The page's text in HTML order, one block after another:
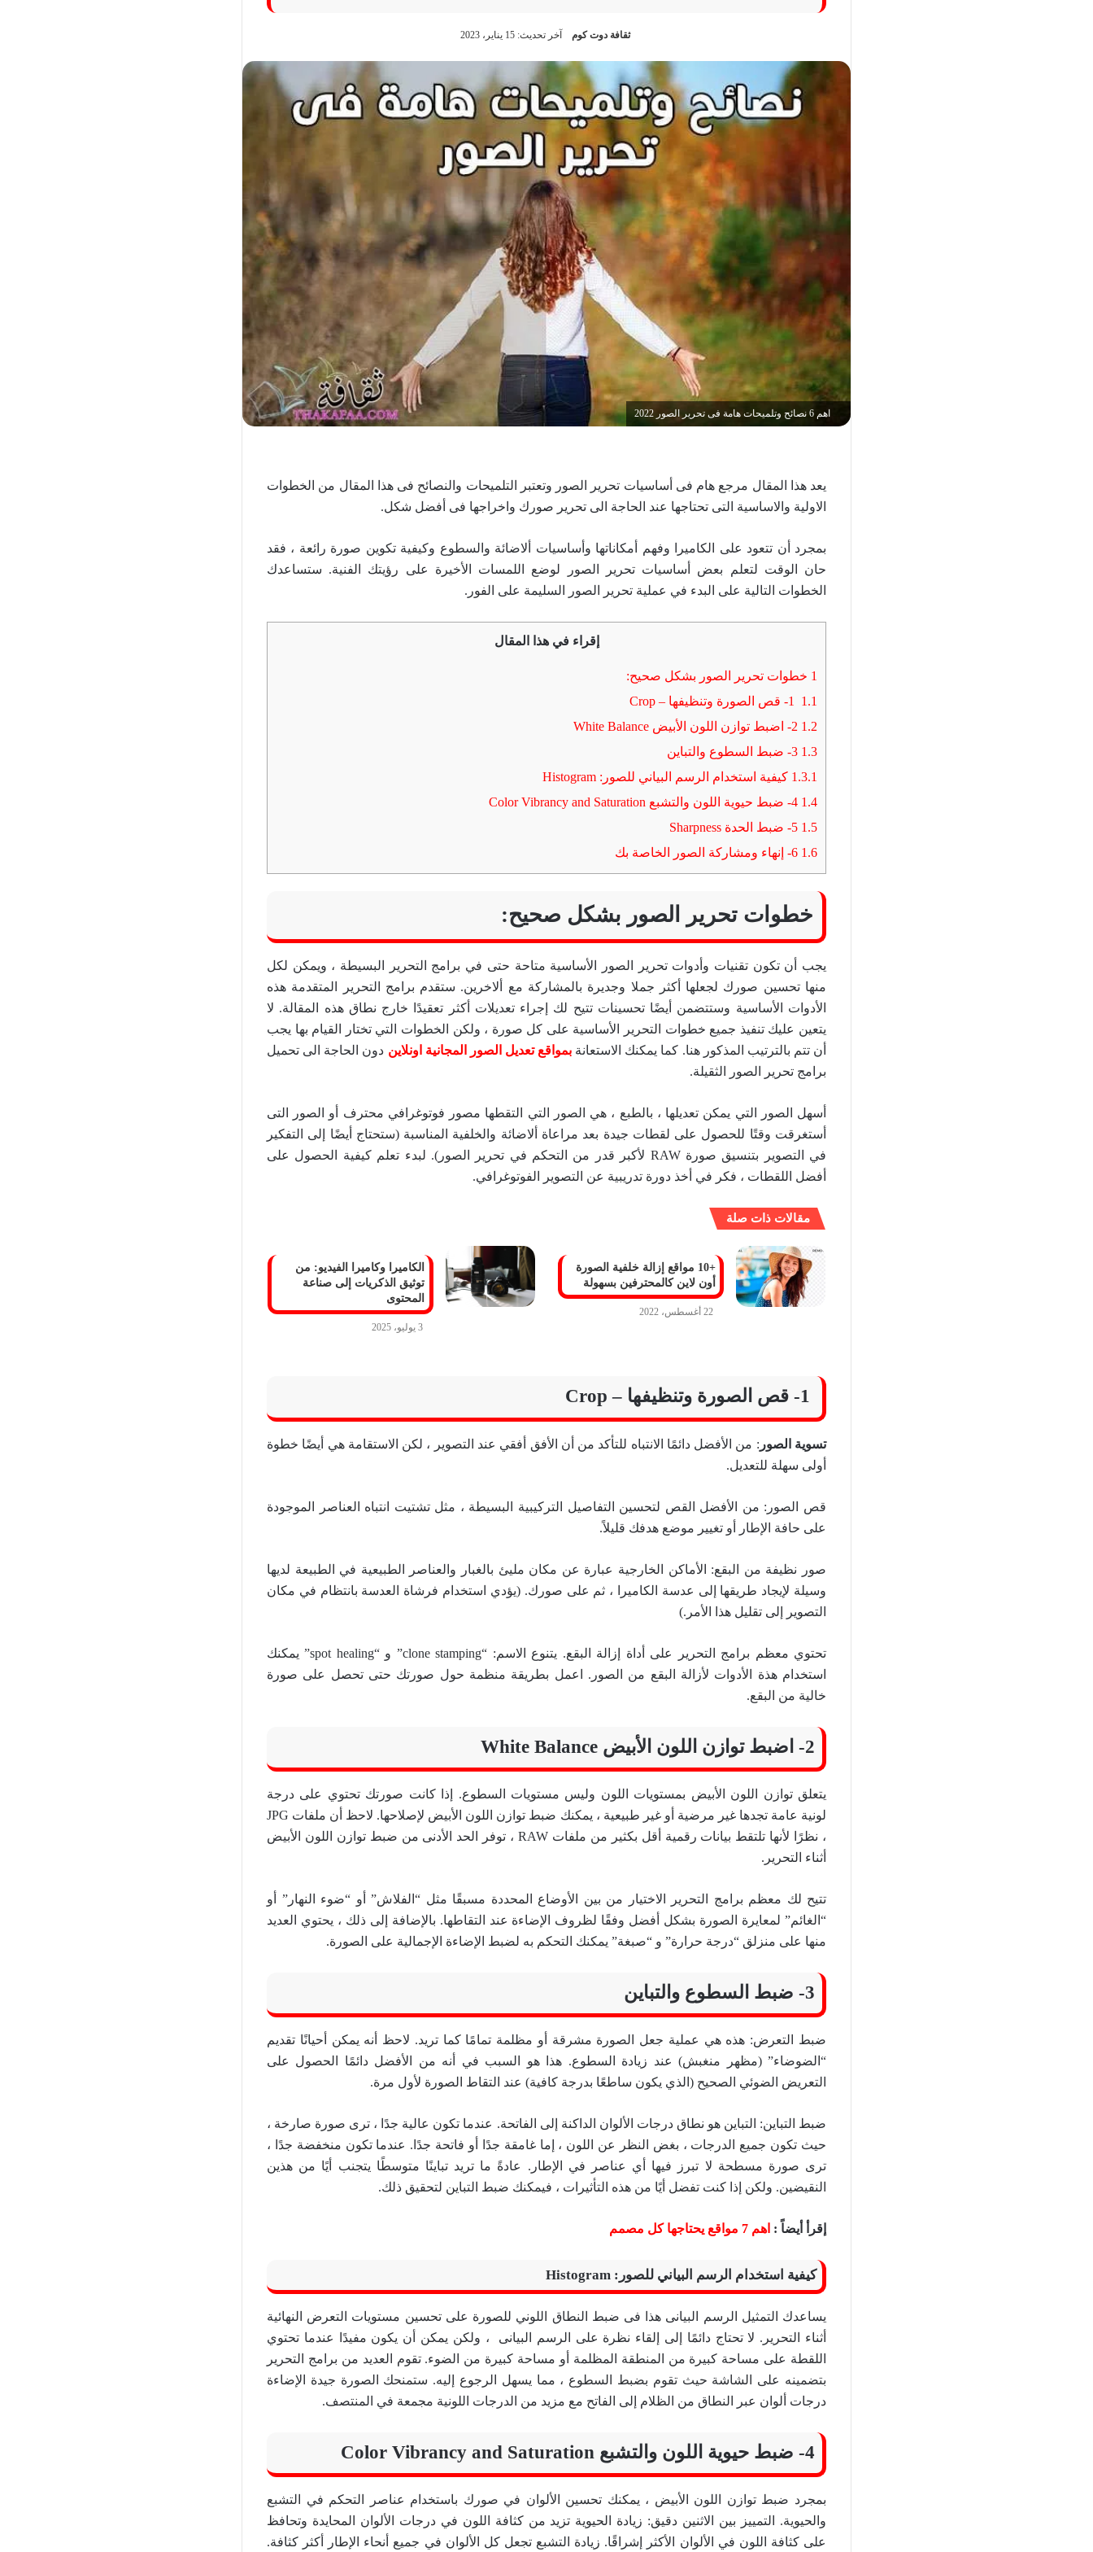
ثقافة دوت كوم آخر تحديث: 15 يناير، 2023
اهم 6 نصائح وتلميحات هامة فى تحرير الصور 2022
يعد هذا المقال مرجع هام فى أساسيات تحرير الصور وتعتبر التلميحات والنصائح فى هذا المقال من الخطوات
الاولية والاساسية التى تحتاجها عند الحاجة الى تحرير صورك واخراجها فى أفضل شكل.
بمجرد أن تتعود على الكاميرا وفهم أمكاناتها وأساسيات ألاضائة والسطوع وكيفية تكوين صورة رائعة ، فقد
حان الوقت لتعلم بعض أساسيات تحرير الصور لوضع اللمسات الأخيرة على رؤيتك الفنية. ستساعدك
الخطوات التالية على البدء في عملية تحرير الصور السليمة على الفور.
إقراء في هذا المقال
1 خطوات تحرير الصور بشكل صحيح:
1.1
1.2
1.3
1.3.1 كيفية استخدام الرسم البياني للصور: Histogram
1.4
1.5
1.6
خطوات تحرير الصور بشكل صحيح:
يجب أن تكون تقنيات وأدوات تحرير الصور الأساسية متاحة حتى في برامج التحرير البسيطة ، ويمكن لكل
منها تحسين صورك لجعلها أكثر جملا وجديرة بالمشاركة مع ألاخرين. ستقدم برامج التحرير المتقدمة هذه
الأدوات الأساسية وستتضمن أيضًا تحسينات تتيح لك إجراء تعديلات أكثر تعقيدًا خارج نطاق هذه المقالة. لا
يتعين عليك تنفيذ جميع خطوات التحرير الأساسية على كل صورة ، ولكن الخطوات التي تختار القيام بها يجب
أن تتم بالترتيب المذكور هنا. كما يمكنك الاستعانة بمواقع تعديل الصور المجانية اونلاين دون الحاجة الى تحميل
برامج تحرير الصور الثقيلة.
أسهل الصور التي يمكن تعديلها ، بالطبع ، هي الصور التي التقطها مصور فوتوغرافي محترف أو الصور التى
أستغرقت وقتًا للحصول على لقطات جيدة بعد مراعاة ألاضائة والخلفية المناسبة (ستحتاج أيضًا إلى التفكير
في التصوير بتنسيق صورة RAW لأكبر قدر من التحكم في تحرير الصور). لبدء تعلم كيفية الحصول على
أفضل اللقطات ، فكر في أخذ دورة تدريبية عن التصوير الفوتوغرافي.
مقالات ذات صلة
+10 مواقع إزالة خلفية الصورة
أون لاين كالمحترفين بسهولة
22 أغسطس، 2022
الكاميرا وكاميرا الفيديو: من
توثيق الذكريات إلى صناعة
المحتوى
3 يوليو، 2025
تسوية الصور : من الأفضل دائمًا الانتباه للتأكد من أن الأفق أفقي عند التصوير ، لكن الاستقامة هي أيضًا خطوة
أولى سهلة للتعديل.
قص الصور: من الأفضل القص لتحسين التفاصيل التركيبية البسيطة ، مثل تشتيت انتباه العناصر الموجودة
على حافة الإطار أو تغيير موضع هدفك قليلاً.
صور نظيفة من البقع: الأماكن الخارجية عبارة عن مكان مليئ بالغبار والعناصر الطبيعية في الطبيعة لديها
وسيلة لإيجاد طريقها إلى عدسة الكاميرا ، ثم على صورك. (يؤدي استخدام فرشاة العدسة بانتظام في مكان
التصوير إلى تقليل هذا الأمر.)
تحتوي معظم برامج التحرير على أداة إزالة البقع. يتنوع الاسم: “clone stamping” و “spot healing” يمكنك
استخدام هذة الأدوات لأزالة البقع من الصور. اعمل بطريقة منظمة حول صورتك حتى تحصل على صورة
خالية من البقع.
2- اضبط توازن اللون الأبيض White Balance
يتعلق توازن اللون الأبيض بمستويات اللون وليس مستويات السطوع. إذا كانت صورتك تحتوي على درجة
لونية عامة تجدها غير مرضية أو غير طبيعية ، يمكنك ضبط توازن اللون الأبيض لإصلاحها. لاحظ أن ملفات JPG
، نظرًا لأنها تلتقط بيانات رقمية أقل بكثير من ملفات RAW ، توفر الحد الأدنى من ضبط توازن اللون الأبيض
أثناء التحرير.
تتيح لك معظم برامج التحرير الاختيار من بين الأوضاع المحددة مسبقًا مثل “الفلاش” أو “ضوء النهار” أو
“الغائم” لمعايرة الصورة بشكل أفضل وفقًا لظروف الإضاءة عند التقاطها. بالإضافة إلى ذلك ، يحتوي العديد
منها على منزلق “درجة حرارة” و “صبغة” يمكنك التحكم به لضبط الإضاءة الإجمالية على الصورة.
3- ضبط السطوع والتباين
ضبط التعرض: هذه هي عملية جعل الصورة مشرقة أو مظلمة تمامًا كما تريد. لاحظ أنه يمكن أحيانًا تقديم
“الضوضاء” (مظهر منغبش) عند زيادة السطوع. هذا هو السبب في أنه من الأفضل دائمًا الحصول على
التعريض الضوئي الصحيح (الذي يكون ساطعًا بدرجة كافية) عند التقاط الصورة لأول مرة.
ضبط التباين: التباين هو نطاق درجات الألوان الداكنة إلى الفاتحة. عندما تكون عالية جدًا ، ترى صورة صارخة ،
حيث تكون جميع الدرجات ، بغض النظر عن اللون ، إما غامقة جدًا أو فاتحة جدًا. عندما تكون منخفضة جدًا ،
ترى صورة مسطحة لا تبرز فيها أي عناصر في الإطار. عادةً ما تريد تباينًا متوسطًا يتجنب أيًا من هذين
النقيضين. ولكن إذا كنت تفضل أيًا من هذه التأثيرات ، فيمكنك ضبط التباين لتحقيق ذلك.
إقرأ أيضاً : اهم 7 مواقع يحتاجها كل مصمم
كيفية استخدام الرسم البياني للصور: Histogram
يساعدك التمثيل الرسم البيانى هذا فى ضبط النطاق اللوني للصورة على تحسين مستويات التعرض النهائية
أثناء التحرير. لا تحتاج دائمًا إلى إلقاء نظرة على الرسم البيانى ، ولكن يمكن أن يكون مفيدًا عندما تحتوي
اللقطة على مساحة كبيرة من المنطقة المظلمة أو مساحة كبيرة من الضوء. تقوم العديد من برامج التحرير
بتضمينه على الشاشة حيث تقوم بضبط السطوع ، مما يسهل الرجوع إليه. ستمنحك الصورة جيدة الإضاءة
درجات ألوان عبر النطاق من الظلام إلى الفاتح مع مزيد من الدرجات اللونية مجمعة في المنتصف.
4- ضبط حيوية اللون والتشبع Color Vibrancy and Saturation
بمجرد ضبط توازن اللون الأبيض ، يمكنك تحسين الألوان في صورك باستخدام عناصر التحكم في التشبع
والحيوية. التمييز بين الاثنين دقيق: زيادة الحيوية تزيد من كثافة اللون في درجات الألوان المحايدة وتحافظ
على كثافة اللون في الألوان الأكثر إشراقًا. زيادة التشبع تجعل كل الألوان في جميع أنحاء الإطار أكثر كثافة.